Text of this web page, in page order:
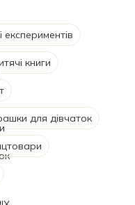
експериментів
книги
для дівчаток